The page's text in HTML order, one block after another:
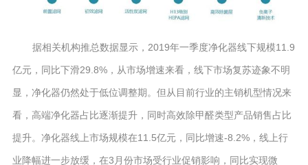
据相关机构推总数据显示，2019年一季度净化器线下规模11.9
亿元，同比下滑29.8%，从市场增速来看，线下市场复苏迹象不明
显，净化器仍然处于低位调整期。但从目前行业的主销机型情况来
看，高端净化器占比逐渐提升，同时高效除甲醛类型产品销售占比
提升。净化器线上市场规模在11.5亿元，同比增速-8.2%，线上行
业降幅进一步放缓，在3月份市场受行业促销影响，同比实现微